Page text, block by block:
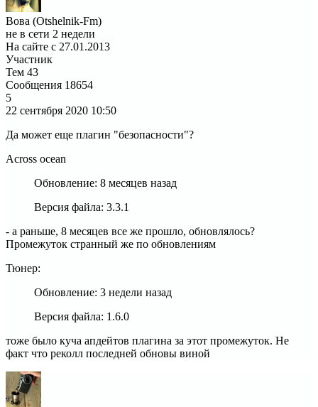
Вова (Otshelnik-Fm)
не в сети 2 недели
На сайте с 27.01.2013
Участник
Тем 43
Сообщения 18654
5
22 сентября 2020 10:50
Да может еще плагин "безопасности"?
Across ocean
Обновление: 8 месяцев назад
Версия файла: 3.3.1
- а раньше, 8 месяцев все же прошло, обновлялось?
Промежуток странный же по обновлениям
Тюнер:
Обновление: 3 недели назад
Версия файла: 1.6.0
тоже было куча апдейтов плагина за этот промежуток. Не
факт что реколл последней обновы виной